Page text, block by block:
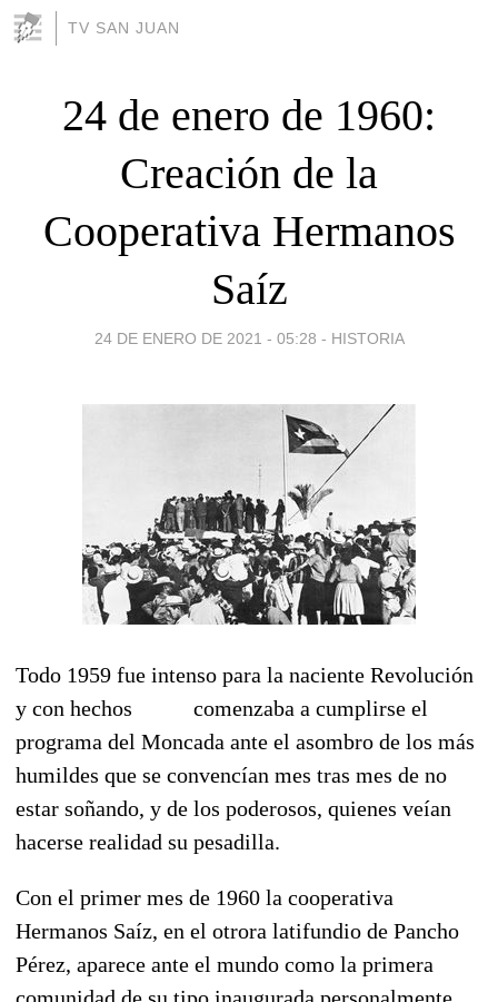
TV SAN JUAN
24 de enero de 1960:
Creación de la
Cooperativa Hermanos
Saíz
24 DE ENERO DE 2021 - 05:28 - HISTORIA
Todo 1959 fue intenso para la naciente Revolución
y con hechos comenzaba a cumplirse el
programa del Moncada ante el asombro de los más
humildes que se convencían mes tras mes de no
estar soñando, y de los poderosos, quienes veían
hacerse realidad su pesadilla.
Con el primer mes de 1960 la cooperativa
Hermanos Saíz, en el otrora latifundio de Pancho
Pérez, aparece ante el mundo como la primera